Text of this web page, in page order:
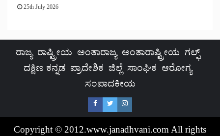
25th July 2026
ರಾಜ್ಯ ರಾಷ್ಟ್ರೀಯ ಅಂತಾರಾಜ್ಯ ಅಂತಾರಾಷ್ಟ್ರೀಯ ಗಲ್ಫ್
ದಕ್ಷಿಣ ಕನ್ನಡ ಪ್ರಾದೇಶಿಕ ಜಿಲ್ಲೆ ಸಾಂಘಿಕ ಆರೋಗ್ಯ
ಸಂಪಾದಕೀಯ
Copyright © 2012.www.janadhvani.com All rights